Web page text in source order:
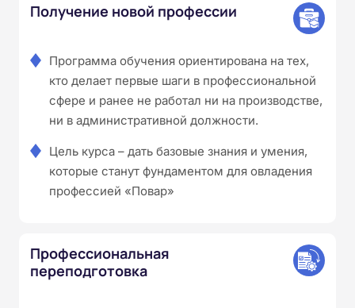
Получение новой профессии
Программа обучения ориентирована на тех,
кто делает первые шаги в профессиональной
сфере и ранее не работал ни на производстве,
ни в административной должности.
Цель курса – дать базовые знания и умения,
которые станут фундаментом для овладения
профессией «Повар»
Профессиональная
переподготовка